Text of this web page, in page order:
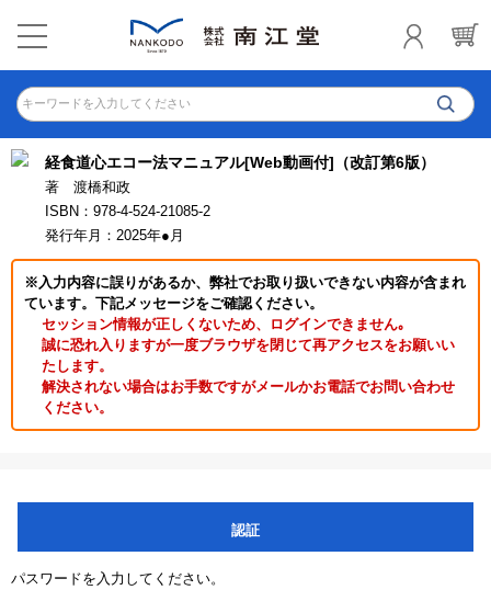
キーワードを入力してください
経食道心エコー法マニュアル[Web動画付]（改訂第6版）
著 渡橋和政
ISBN：978-4-524-21085-2
発行年月：2025年●月
※入力内容に誤りがあるか、弊社でお取り扱いできない内容が含まれ
ています。下記メッセージをご確認ください。
セッション情報が正しくないため、ログインできません｡
誠に恐れ入りますが一度ブラウザを閉じて再アクセスをお願いい
たします。
解決されない場合はお手数ですがメールかお電話でお問い合わせ
ください。
認証
パスワードを入力してください。